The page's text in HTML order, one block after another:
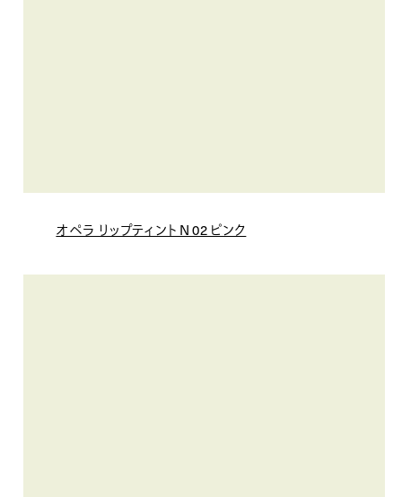
オペラ リップティント N 02 ピンク